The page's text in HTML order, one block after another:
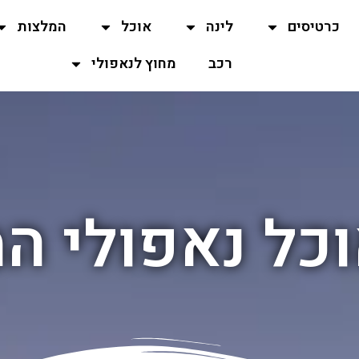
כרטיסים לינה אוכל
המלצות
רכב
מחוץ לנאפולי
נאפולי